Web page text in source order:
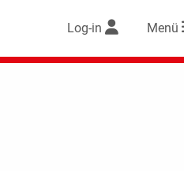
Log-in Menü